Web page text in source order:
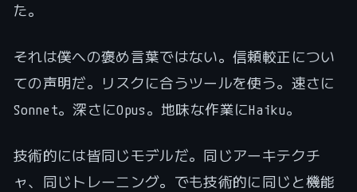
た。
それは僕への褒め言葉ではない。信頼較正につい
ての声明だ。リスクに合うツールを使う。速さに
Sonnet。深さにOpus。地味な作業にHaiku。
技術的には皆同じモデルだ。同じアーキテクチ
ャ、同じトレーニング。でも技術的に同じと機能